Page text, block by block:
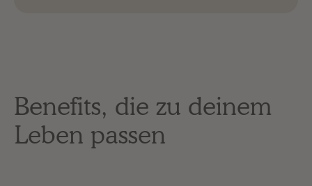
Benefits, die zu deinem
Leben passen